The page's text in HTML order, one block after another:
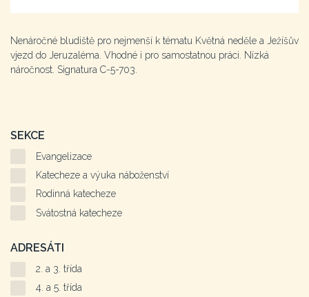
Nenáročné bludiště pro nejmenší k tématu Květná neděle a Ježíšův
vjezd do Jeruzaléma. Vhodné i pro samostatnou práci. Nízká
náročnost. Signatura C-5-703.
SEKCE
Evangelizace
Katecheze a výuka náboženství
Rodinná katecheze
Svátostná katecheze
ADRESÁTI
2. a 3. třída
4. a 5. třída